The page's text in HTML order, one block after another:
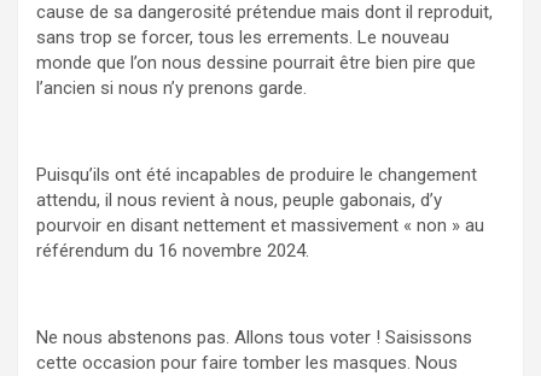
cause de sa dangerosité prétendue mais dont il reproduit,
sans trop se forcer, tous les errements. Le nouveau
monde que l’on nous dessine pourrait être bien pire que
l’ancien si nous n’y prenons garde.
Puisqu’ils ont été incapables de produire le changement
attendu, il nous revient à nous, peuple gabonais, d’y
pourvoir en disant nettement et massivement « non » au
référendum du 16 novembre 2024.
Ne nous abstenons pas. Allons tous voter ! Saisissons
cette occasion pour faire tomber les masques. Nous